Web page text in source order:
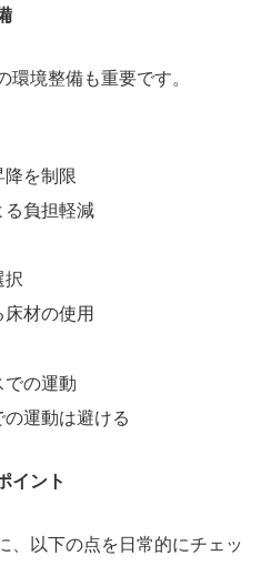
環境整備も重要です。
降を制限
る負担軽減
択
材の使用
での運動
運動は避ける
イント
、以下の点を日常的にチェッ